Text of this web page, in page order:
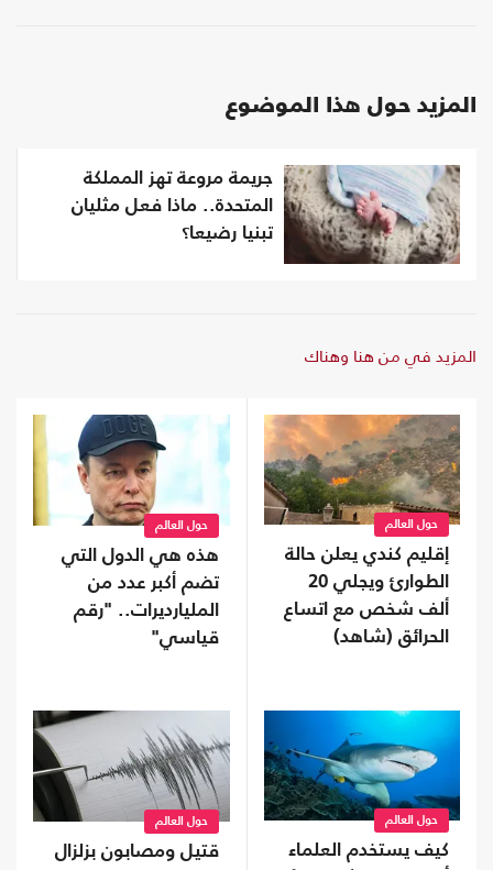
المزيد حول هذا الموضوع
جريمة مروعة تهز المملكة
المتحدة.. ماذا فعل مثليان
تبنيا رضيعا؟
المزيد في من هنا وهناك
حول العالم
إقليم كندي يعلن حالة
الطوارئ ويجلي 20
ألف شخص مع اتساع
الحرائق (شاهد)
حول العالم
هذه هي الدول التي
تضم أكبر عدد من
المليارديرات.. "رقم
قياسي"
حول العالم
كيف يستخدم العلماء
حول العالم
قتيل ومصابون بزلزال